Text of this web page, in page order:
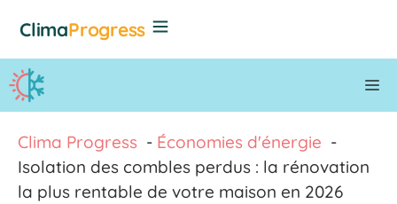
contenu
ClimaProgress
Clima Progress
Économies d'énergie
Isolation des combles perdus : la rénovation
la plus rentable de votre maison en 2026